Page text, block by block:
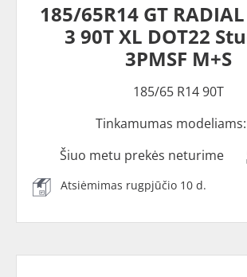
185/65R14 GT RADIAL
3 90T XL DOT22
3PMSF M+S
185/65 R14 90T
Tinkamumas modeliams:
Šiuo metu prekės neturime
Atsiėmimas rugpjūčio 10 d.